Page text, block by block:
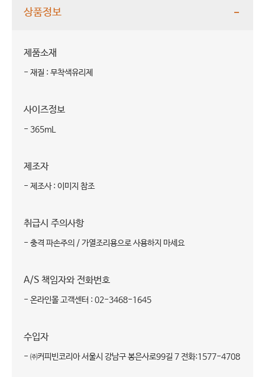
상품정보
제품소재
- 재질 : 무착색유리제
사이즈정보
- 365mL
제조자
- 제조사 : 이미지 참조
취급시 주의사항
- 충격 파손주의 / 가열조리용으로 사용하지 마세요
A/S 책임자와 전화번호
- 온라인몰 고객센터 : 02-3468-1645
수입자
- ㈜커피빈코리아 서울시 강남구 봉은사로99길 7 전화:1577-4708